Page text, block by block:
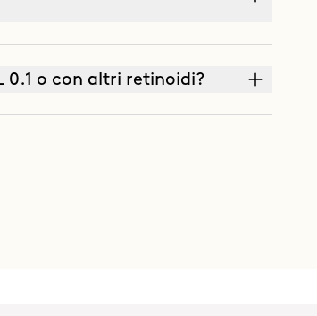
0.1 o con altri retinoidi?
antietà) o THE CURE